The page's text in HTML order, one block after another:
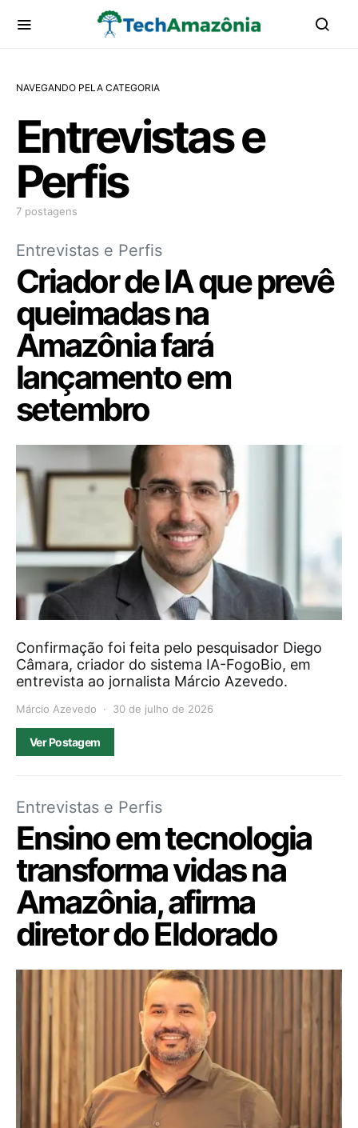
NAVEGANDO PELA CATEGORIA
Entrevistas e
Perfis
7 postagens
Entrevistas e Perfis
Criador de IA que prevê
queimadas na
Amazônia fará
lançamento em
setembro
Confirmação foi feita pelo pesquisador Diego
Câmara, criador do sistema IA-FogoBio, em
entrevista ao jornalista Márcio Azevedo.
Márcio Azevedo 30 de julho de 2026
Ver Postagem
Entrevistas e Perfis
Ensino em tecnologia
transforma vidas na
Amazônia, afirma
diretor do Eldorado